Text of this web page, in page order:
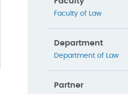
Faculty of Law
Department
Department of Law
Partner